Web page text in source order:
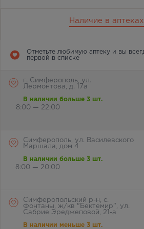
Наличие в аптеках
Отметьте любимую аптеку и вы
первой в списке
г. Симферополь, ул.
Лермонтова, д. 17а
В наличии больше 3 шт.
8:00 — 22:00
Симферополь, ул. Василевского
Маршала, дом 4
В наличии больше 3 шт.
8:00 — 20:00
Симферопольский р-н, с.
Фонтаны, ж/кв "Бектемир", ул.
Сабрие Эреджеповой, 21-а
В наличии меньше 3 шт.